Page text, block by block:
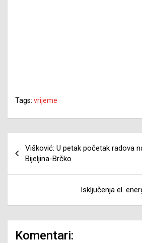
Tags: vrijeme
članaka
Višković: U petak početak radova
Bijeljina-Brčko
Isključenja el.
Komentari: